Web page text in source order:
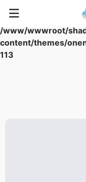
Warning
: Array to
/www/wwwroot/
content/themes/
113